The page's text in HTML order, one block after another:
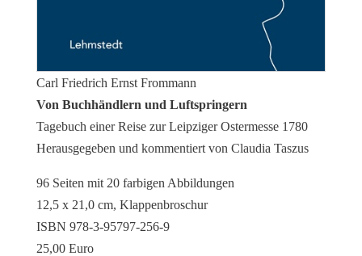
Carl Friedrich Ernst Frommann
Von Buchhändlern und Luftspringern
Tagebuch einer Reise zur Leipziger Ostermesse 1780
Herausgegeben und kommentiert von Claudia Taszus
96 Seiten mit 20 farbigen Abbildungen
12,5 x 21,0 cm, Klappenbroschur
ISBN 978-3-95797-256-9
25,00 Euro